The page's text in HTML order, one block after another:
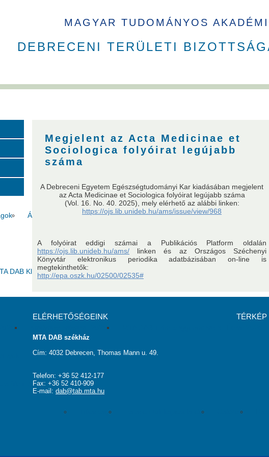
MAGYAR TUDOMÁNYOS
DEBRECENI TERÜLETI
Akadémikusok Nem akadémikus közgyűlési képviselők Szavazati jogú
Állandó meghívottak Testületek
DAB Klub Vendégszobák
tagok Kapcsolat
Titkárság Határon túli kapcsolatok Galéria
Megjelent az Acta Medicinae et
Sociologica folyóirat legújabb
száma
A Debreceni Egyetem Egészségtudományi Kar kiadásában megjelent
az Acta Medicinae et Sociologica folyóirat legújabb száma
(Vol. 16. No. 40. 2025), mely elérhető az alábbi linken:
https://ojs.lib.unideb.hu/ams/issue/view/968
A folyóirat eddigi számai a Publikációs Platform oldalán
https://ojs.lib.unideb.hu/ams/ linken és az Országos Széchenyi
Könyvtár elektronikus periodika adatbázisában on-line is
megtekinthetők:
http://epa.oszk.hu/02500/02535#
ELÉRHETŐSÉGEINK
MTA DAB székház
Cím: 4032 Debrecen, Thomas Mann u. 49.
Telefon: +36 52 412-177
Fax: +36 52 410-909
E-mail: dab@tab.mta.hu
TÉRKÉP